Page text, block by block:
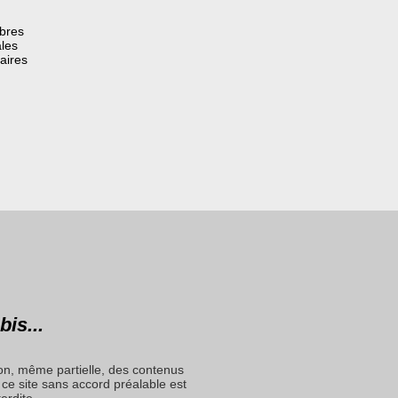
même partielle, des contenus
site sans accord préalable est